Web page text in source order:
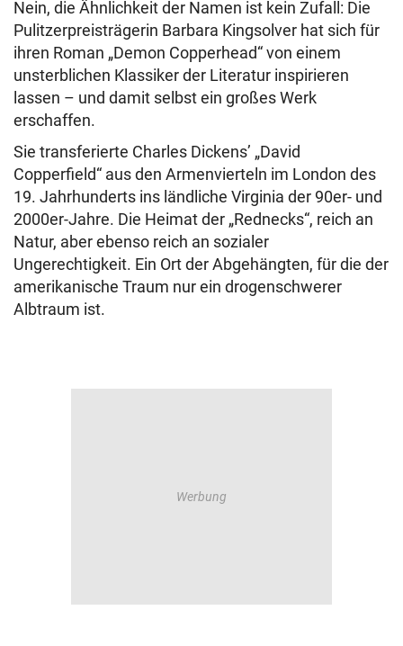
Nein, die Ähnlichkeit der Namen ist kein Zufall: Die
Pulitzerpreisträgerin Barbara Kingsolver hat sich für
ihren Roman „Demon Copperhead“ von einem
unsterblichen Klassiker der Literatur inspirieren
lassen – und damit selbst ein großes Werk
erschaffen.
Sie transferierte Charles Dickens’ „David
Copperfield“ aus den Armenvierteln im London des
19. Jahrhunderts ins ländliche Virginia der 90er- und
2000er-Jahre. Die Heimat der „Rednecks“, reich an
Natur, aber ebenso reich an sozialer
Ungerechtigkeit. Ein Ort der Abgehängten, für die der
amerikanische Traum nur ein drogenschwerer
Albtraum ist.